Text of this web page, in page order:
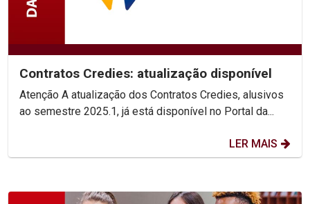
Contratos Credies: atualização disponível
Atenção A atualização dos Contratos Credies, alusivos
ao semestre 2025.1, já está disponível no Portal da...
LER MAIS